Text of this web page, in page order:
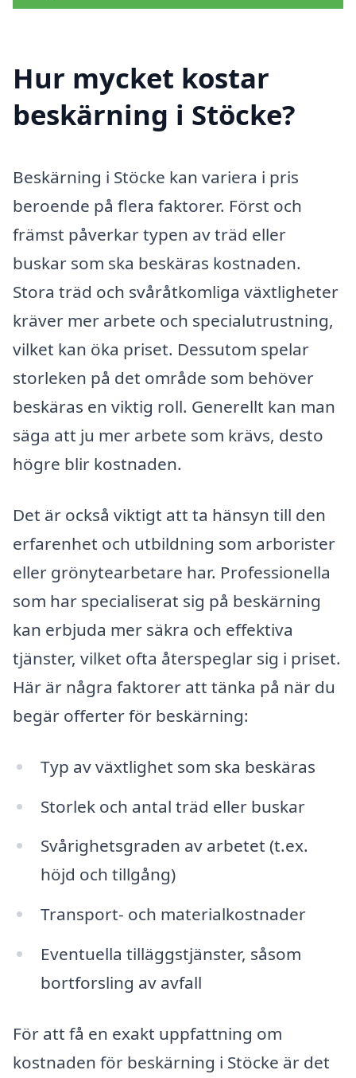
Hur mycket kostar
beskärning i Stöcke?
Beskärning i Stöcke kan variera i pris
beroende på flera faktorer. Först och
främst påverkar typen av träd eller
buskar som ska beskäras kostnaden.
Stora träd och svåråtkomliga växtligheter
kräver mer arbete och specialutrustning,
vilket kan öka priset. Dessutom spelar
storleken på det område som behöver
beskäras en viktig roll. Generellt kan man
säga att ju mer arbete som krävs, desto
högre blir kostnaden.
Det är också viktigt att ta hänsyn till den
erfarenhet och utbildning som arborister
eller grönytearbetare har. Professionella
som har specialiserat sig på beskärning
kan erbjuda mer säkra och effektiva
tjänster, vilket ofta återspeglar sig i priset.
Här är några faktorer att tänka på när du
begär offerter för beskärning:
Typ av växtlighet som ska beskäras
Storlek och antal träd eller buskar
Svårighetsgraden av arbetet (t.ex.
höjd och tillgång)
Transport- och materialkostnader
Eventuella tilläggstjänster, såsom
bortforsling av avfall
För att få en exakt uppfattning om
kostnaden för beskärning i Stöcke är det